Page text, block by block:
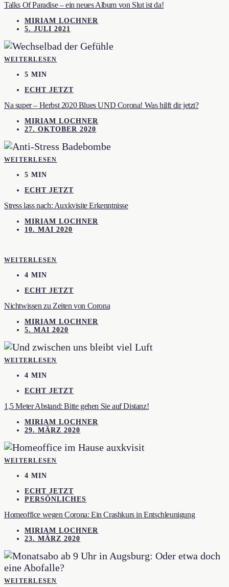
Talks Of Paradise – ein neues Album von Slut ist da!
MIRIAM LOCHNER
5. JULI 2021
WEITERLESEN
5 MIN
ECHT JETZT
Na super – Herbst 2020 Blues UND Corona! Was hilft dir jetzt?
MIRIAM LOCHNER
27. OKTOBER 2020
WEITERLESEN
5 MIN
ECHT JETZT
Stress lass nach: Auxkvisite Erkenntnisse
MIRIAM LOCHNER
10. MAI 2020
WEITERLESEN
4 MIN
ECHT JETZT
Nichtwissen zu Zeiten von Corona
MIRIAM LOCHNER
5. MAI 2020
WEITERLESEN
4 MIN
ECHT JETZT
1,5 Meter Abstand: Bitte gehen Sie auf Distanz!
MIRIAM LOCHNER
29. MÄRZ 2020
WEITERLESEN
4 MIN
ECHT JETZT
PERSÖNLICHES
Homeoffice wegen Corona: Ein Crashkurs in Entschleunigung
MIRIAM LOCHNER
23. MÄRZ 2020
WEITERLESEN